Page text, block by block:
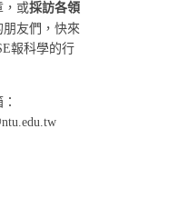
，或採訪各領
朋友們，快來
報科學的行